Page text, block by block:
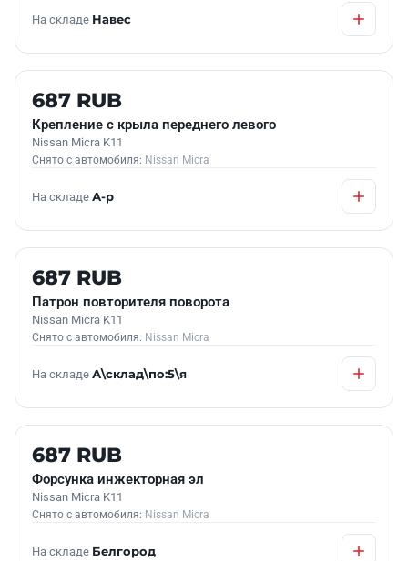
На складе Навес
Б/У В НАЛИЧИИ
687 RUB
Крепление с крыла переднего левого
Nissan Micra K11
Снято с автомобиля: Nissan Micra
На складе А-р
Б/У В НАЛИЧИИ
687 RUB
Патрон повторителя поворота
Nissan Micra K11
Снято с автомобиля: Nissan Micra
На складе А\склад\по:5\я
КОНТРАКТНАЯ
687 RUB
Форсунка инжекторная эл
Nissan Micra K11
Снято с автомобиля: Nissan Micra
На складе Белгород